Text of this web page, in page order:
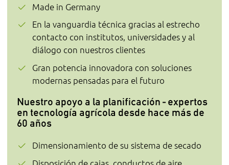
Made in Germany
En la vanguardia técnica gracias al estrecho
contacto con institutos, universidades y al
diálogo con nuestros clientes
Gran potencia innovadora con soluciones
modernas pensadas para el futuro
Nuestro apoyo a la planificación - expertos
en tecnología agrícola desde hace más de
60 años
Dimensionamiento de su sistema de secado
Disposición de cajas, conductos de aire,